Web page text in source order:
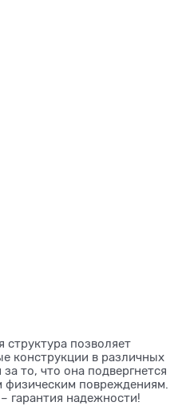
позволяет
конструкции в различных
то, что она подвергнется
физическим повреждениям.
гарантия надежности!